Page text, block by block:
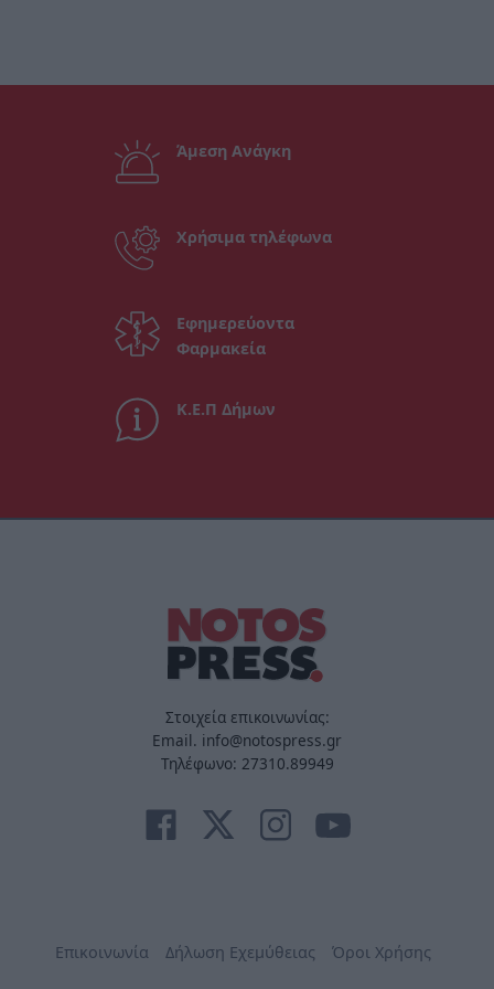
Άμεση Ανάγκη
Χρήσιμα τηλέφωνα
Εφημερεύοντα
Φαρμακεία
Κ.Ε.Π Δήμων
Στοιχεία επικοινωνίας:
Email. info@notospress.gr
Τηλέφωνο: 27310.89949
Επικοινωνία Δήλωση Εχεμύθειας Όροι Χρήσης